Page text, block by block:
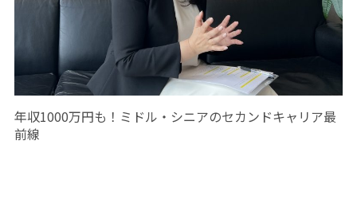
年収1000万円も！ミドル・シニアのセカンドキャリア最
前線